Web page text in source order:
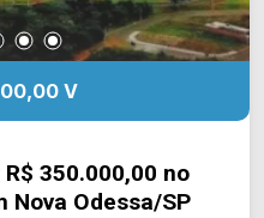
V
350.000,00 no
Nova Odessa/SP